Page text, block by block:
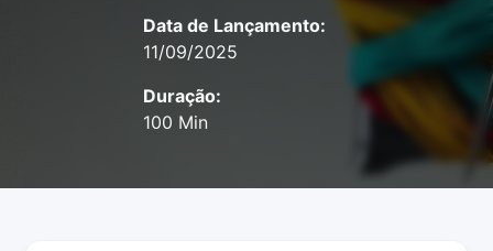
Data de Lançamento:
11/09/2025
Duração:
100 Min